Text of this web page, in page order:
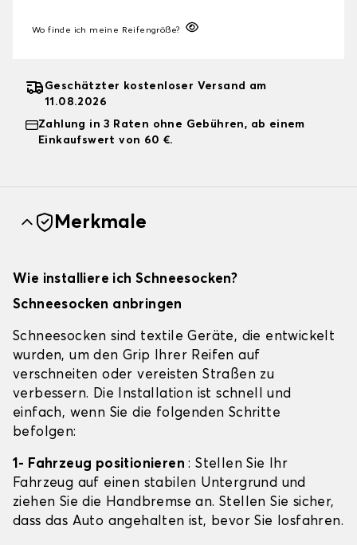
Wo finde ich meine Reifengröße?
Geschätzter kostenloser Versand am
11.08.2026
Zahlung in 3 Raten ohne Gebühren, ab einem
Einkaufswert von 60 €.
Merkmale
Wie installiere ich Schneesocken?
Schneesocken anbringen
Schneesocken sind textile Geräte, die entwickelt
wurden, um den Grip Ihrer Reifen auf
verschneiten oder vereisten Straßen zu
verbessern. Die Installation ist schnell und
einfach, wenn Sie die folgenden Schritte
befolgen:
1- Fahrzeug positionieren: Stellen Sie Ihr
Fahrzeug auf einen stabilen Untergrund und
ziehen Sie die Handbremse an. Stellen Sie sicher,
dass das Auto angehalten ist, bevor Sie losfahren.